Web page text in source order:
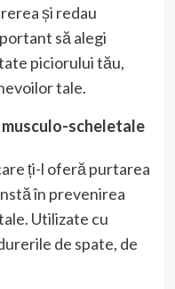
și redau
să alegi
piciorului tău,
tale.
scheletale
ți-l oferă purtarea
în prevenirea
Utilizate cu
de spate, de